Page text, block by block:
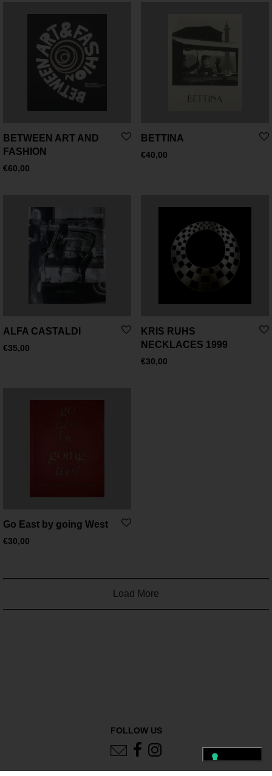
BETWEEN ART AND
FASHION
€60,00
BETTINA
€40,00
ALFA CASTALDI
€35,00
KRIS RUHS
NECKLACES 1999
€30,00
Go East by going West
€30,00
Load More
FOLLOW US